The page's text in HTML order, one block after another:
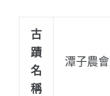
古
蹟
名
稱
潭子農